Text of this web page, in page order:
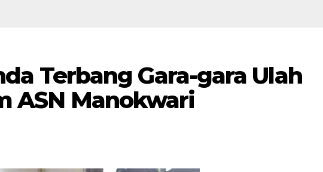
Terbang Gara-gara Ulah
ASN Manokwari